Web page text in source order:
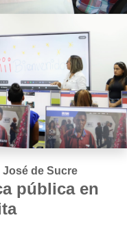
de Sucre
pública en